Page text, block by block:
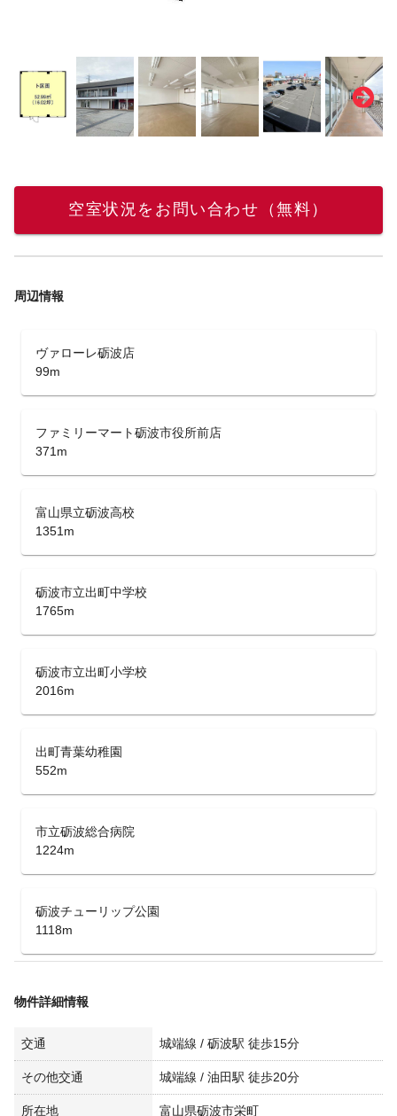
空室状況をお問い合わせ（無料）
周辺情報
ヴァローレ砺波店
99m
ファミリーマート砺波市役所前店
371m
富山県立砺波高校
1351m
砺波市立出町中学校
1765m
砺波市立出町小学校
2016m
出町青葉幼稚園
552m
市立砺波総合病院
1224m
砺波チューリップ公園
1118m
物件詳細情報
交通 城端線 / 砺波駅 徒歩15分
その他交通 城端線 / 油田駅 徒歩20分
所在地 富山県砺波市栄町